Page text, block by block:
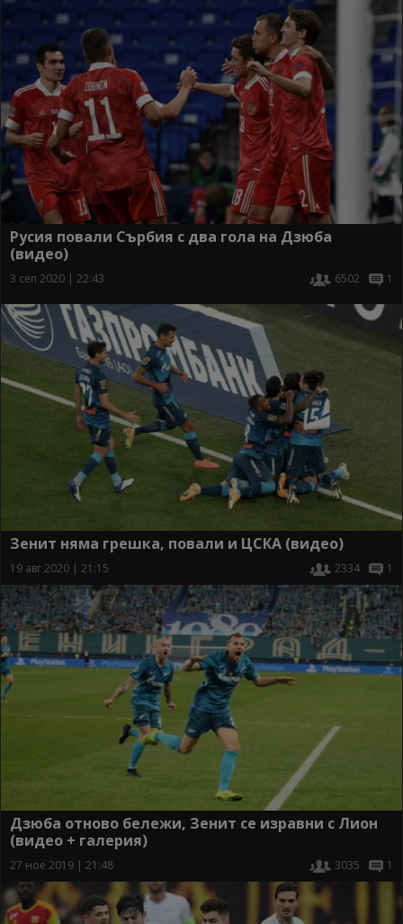
Русия повали Сърбия с два гола на Дзюба
(видео)
3 сеп 2020 | 22:43 6502 1
Зенит няма грешка, повали и ЦСКА (видео)
19 авг 2020 | 21:15 2334 1
Дзюба отново бележи, Зенит се изравни с Лион
(видео + галерия)
27 ное 2019 | 21:48 3035 1